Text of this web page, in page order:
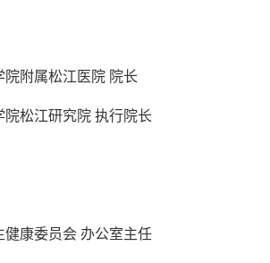
院附属松江医院 院长
院松江研究院 执行院长
健康委员会 办公室主任